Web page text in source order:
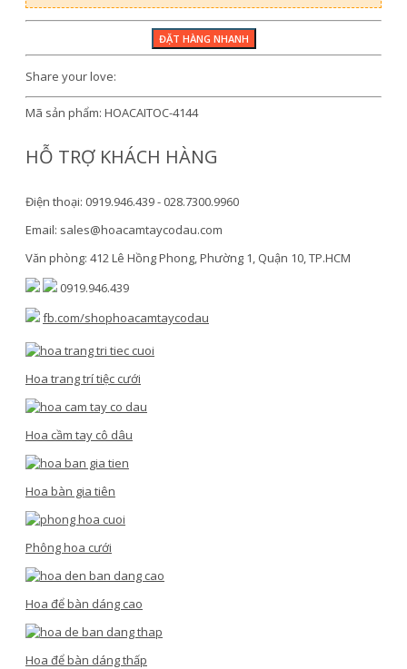
Share your love:
Mã sản phẩm: HOACAITOC-4144
HỖ TRỢ KHÁCH HÀNG
Điện thoại: 0919.946.439 - 028.7300.9960
Email: sales@hoacamtaycodau.com
Văn phòng: 412 Lê Hồng Phong, Phường 1, Quận 10, TP.HCM
0919.946.439
fb.com/shophoacamtaycodau
Hoa trang trí tiệc cưới
Hoa cầm tay cô dâu
Hoa bàn gia tiên
Phông hoa cưới
Hoa để bàn dáng cao
Hoa để bàn dáng thấp